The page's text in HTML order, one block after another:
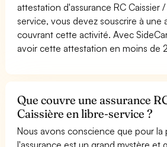
attestation d'assurance RC Caissier
service, vous devez souscrire à une
couvrant cette activité. Avec
avoir cette attestation en moins de
Que couvre une assurance
Caissière en libre-service ?
Nous avons conscience que pour la
l'assurance est un grand mystère et